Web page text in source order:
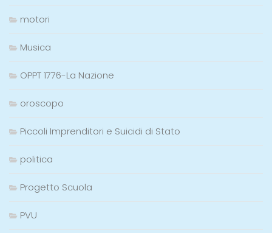
motori
Musica
OPPT 1776-La Nazione
oroscopo
Piccoli Imprenditori e Suicidi di Stato
politica
Progetto Scuola
PVU